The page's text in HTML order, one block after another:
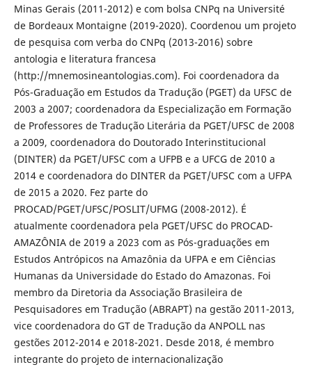
Minas Gerais (2011-2012) e com bolsa CNPq na Université
de Bordeaux Montaigne (2019-2020). Coordenou um projeto
de pesquisa com verba do CNPq (2013-2016) sobre
antologia e literatura francesa
(http://mnemosineantologias.com). Foi coordenadora da
Pós-Graduação em Estudos da Tradução (PGET) da UFSC de
2003 a 2007; coordenadora da Especialização em Formação
de Professores de Tradução Literária da PGET/UFSC de 2008
a 2009, coordenadora do Doutorado Interinstitucional
(DINTER) da PGET/UFSC com a UFPB e a UFCG de 2010 a
2014 e coordenadora do DINTER da PGET/UFSC com a UFPA
de 2015 a 2020. Fez parte do
PROCAD/PGET/UFSC/POSLIT/UFMG (2008-2012). É
atualmente coordenadora pela PGET/UFSC do PROCAD-
AMAZÔNIA de 2019 a 2023 com as Pós-graduações em
Estudos Antrópicos na Amazônia da UFPA e em Ciências
Humanas da Universidade do Estado do Amazonas. Foi
membro da Diretoria da Associação Brasileira de
Pesquisadores em Tradução (ABRAPT) na gestão 2011-2013,
vice coordenadora do GT de Tradução da ANPOLL nas
gestões 2012-2014 e 2018-2021. Desde 2018, é membro
integrante do projeto de internacionalização